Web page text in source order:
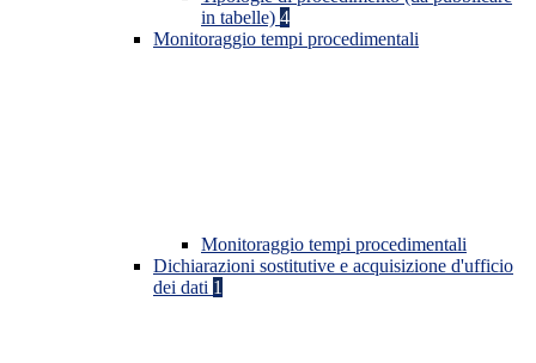
in tabelle) 4
Monitoraggio tempi procedimentali
Monitoraggio tempi procedimentali
Dichiarazioni sostitutive e acquisizione d'ufficio
dei dati 1